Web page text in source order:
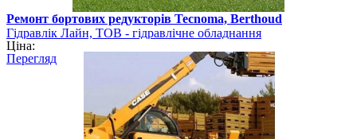
Ремонт бортових редукторів Tecnoma, Berthoud
Гідравлік Лайн, ТОВ - гідравлічне обладнання
Ціна:
Перегляд